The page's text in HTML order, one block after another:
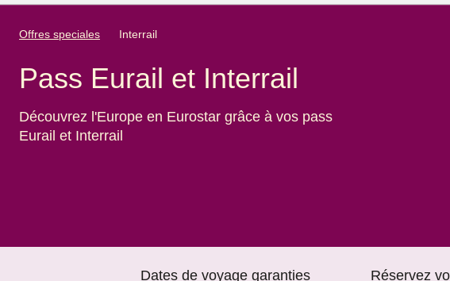
Offres speciales Interrail
Pass Eurail et Interrail
Découvrez l'Europe en Eurostar grâce à vos pass
Eurail et Interrail
Dates de voyage garanties Réservez